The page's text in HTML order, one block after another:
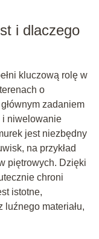
i dlaczego
kluczową rolę w
o
zadaniem
i niwelowanie
jest niezbędny
na przykład
piętrowych. Dzięki
chroni
istotne,
luźnego materiału,